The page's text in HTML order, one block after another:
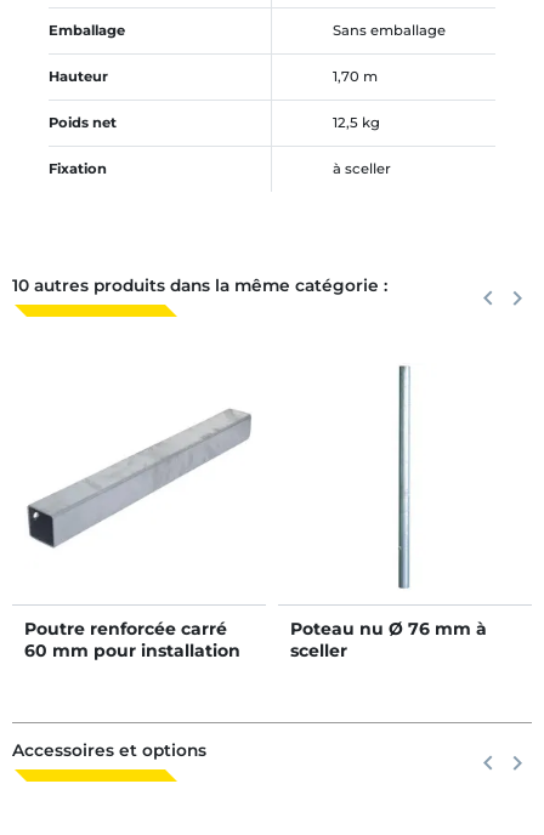
Emballage Sans emballage
Hauteur 1,70 m
Poids net 12,5 kg
Fixation à sceller
10 autres produits dans la même catégorie : keyboard_arrow_left keyboard_arrow_right
Poutre renforcée carré
60 mm pour installation
Poteau nu Ø 76 mm à
sceller
Accessoires et options keyboard_arrow_left keyboard_arrow_right